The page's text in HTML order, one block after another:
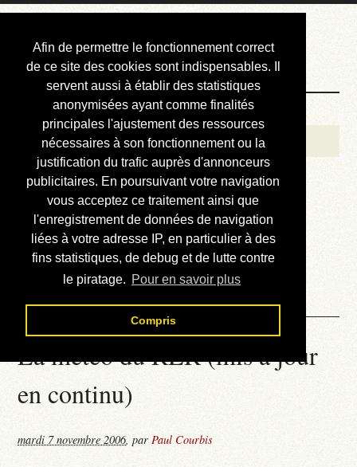
Afin de permettre le fonctionnement correct
de ce site des cookies sont indispensables. Il
servent aussi à établir des statistiques
anonymisées ayant comme finalités
principales l'ajustement des ressources
nécessaires à son fonctionnement ou la
justification du trafic auprès d'annonceurs
publicitaires. En poursuivant votre navigation
vous acceptez ce traitement ainsi que
l'enregistrement de données de navigation
liées à votre adresse IP, en particulier à des
fins statistiques, de debug et de lutte contre
le piratage. Pour en savoir plus
Compris
Courbis, « LE »
Blog Officiel
Bienvenue
Réalisations
Divers (et d’été)
Annonces
Liens externes
Téléchargement
Contact
La météo du RER (mis à jour
en continu)
mardi 7 novembre 2006,parPaul Courbis